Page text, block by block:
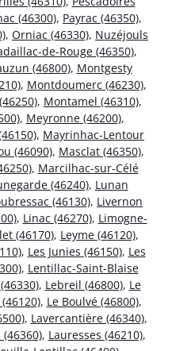
(46300), Payrac (46350),
, Orniac (46330), Nuzéjouls
de-Rouge (46350),
(46800), Montgesty
, Montdoumerc (46230),
, Montamel (46310),
, Meyronne (46200),
, Mayrinhac-Lentour
(46090), Masclat (46350),
, Marcilhac-sur-Célé
(46240), Lunan
(46130), Livernon
, Linac (46270), Limogne-
(46170), Leyme (46120),
, Les Junies (46150), Les
, Lentillac-Saint-Blaise
, Lebreil (46800), Le
, Le Boulvé (46800),
, Lavercantière (46340),
(46360), Lauresses (46210),